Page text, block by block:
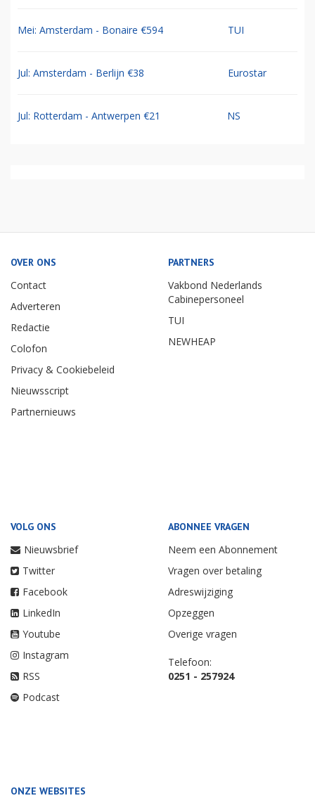
Mei: Amsterdam - Bonaire €594 TUI
Jul: Amsterdam - Berlijn €38 Eurostar
Jul: Rotterdam - Antwerpen €21 NS
OVER ONS
Contact
Adverteren
Redactie
Colofon
Privacy & Cookiebeleid
Nieuwsscript
Partnernieuws
PARTNERS
Vakbond Nederlands
Cabinepersoneel
TUI
NEWHEAP
VOLG ONS
Nieuwsbrief
Twitter
Facebook
LinkedIn
Youtube
Instagram
RSS
Podcast
ABONNEE VRAGEN
Neem een Abonnement
Vragen over betaling
Adreswijziging
Opzeggen
Overige vragen
Telefoon:
0251 - 257924
ONZE WEBSITES